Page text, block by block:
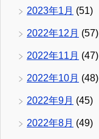
2023年1月 (51)
2022年12月 (57)
2022年11月 (47)
2022年10月 (48)
2022年9月 (45)
2022年8月 (49)